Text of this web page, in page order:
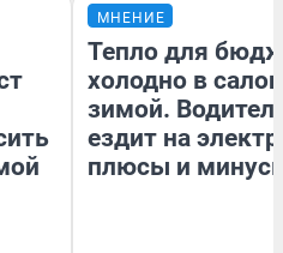
МНЕНИЕ
Тепло для
холодно в
зимой.
ездит на
плюсы и